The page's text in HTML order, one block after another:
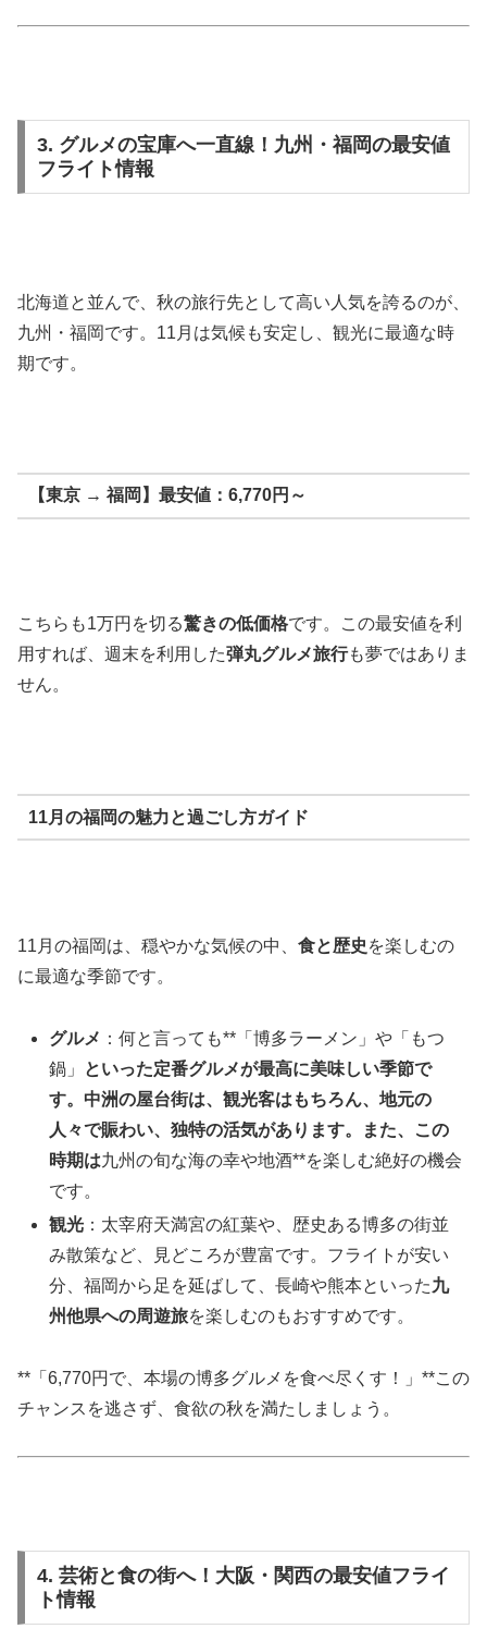
3. グルメの宝庫へ一直線！九州・福岡の最安値
フライト情報
北海道と並んで、秋の旅行先として高い人気を誇るのが、
九州・福岡です。11月は気候も安定し、観光に最適な時
期です。
【東京 → 福岡】最安値：6,770円～
こちらも1万円を切る驚きの低価格です。この最安値を利
用すれば、週末を利用した弾丸グルメ旅行も夢ではありま
せん。
11月の福岡の魅力と過ごし方ガイド
11月の福岡は、穏やかな気候の中、 食と歴史 を楽しむの
に最適な季節です。
グルメ ：何と言っても**「博多ラーメン」や「もつ
鍋」
といった定番グルメが最高に美味しい季節で
す。中洲の屋台街は、観光客はもちろん、地元の
人々で賑わい、独特の活気があります。また、この
時期は九州の旬な海の幸や地酒**を楽しむ絶好の機会
です。
観光 ：太宰府天満宮の紅葉や、歴史ある博多の街並
み散策など、見どころが豊富です。フライトが安い
分、福岡から足を延ばして、長崎や熊本といった九
州他県への周遊旅を楽しむのもおすすめです。
**「6,770円で、本場の博多グルメを食べ尽くす！」**この
チャンスを逃さず、食欲の秋を満たしましょう。
4. 芸術と食の街へ！大阪・関西の最安値フライ
ト情報